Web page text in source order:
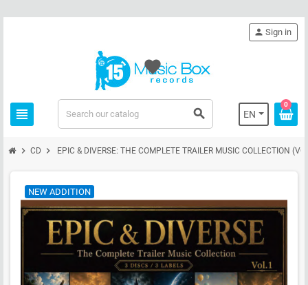
view_headline search EN
person Sign in
0
favorite
chevron_right CD chevron_right EPIC & DIVERSE: THE COMPLETE TRAILER MUSIC COLLECTION
NEW ADDITION